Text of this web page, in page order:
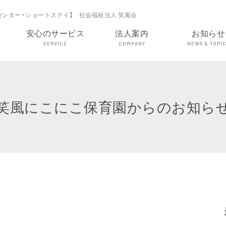
ンター・ショートステイ】 社会福祉法人 笑風会
安心のサービス
SERVICE
法人案内
COMPANY
お知らせ
NEWS &
風にこにこ保育園からのお知ら